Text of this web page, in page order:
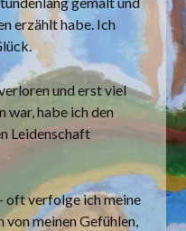
erzählt habe. Ich
und erst viel
war, habe ich den
Leidenschaft
oft verfolge ich meine
von meinen Gefühlen,